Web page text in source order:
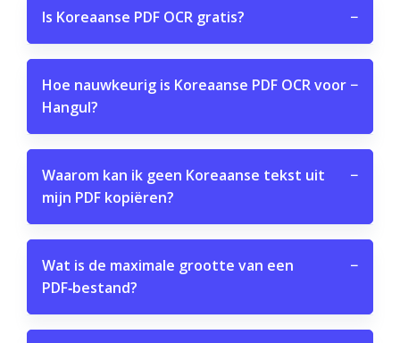
Is Koreaanse PDF OCR gratis? −
Hoe nauwkeurig is Koreaanse PDF OCR voor
Hangul?
−
Waarom kan ik geen Koreaanse tekst uit
mijn PDF kopiëren?
−
Wat is de maximale grootte van een
PDF‑bestand?
−